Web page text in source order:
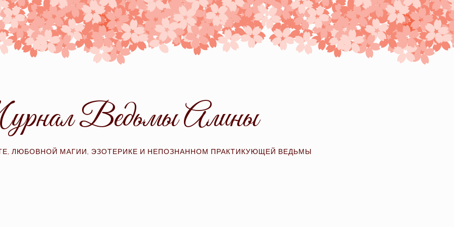
Ведьмы Алины
ЛЮБОВНОЙ МАГИИ, ЭЗОТЕРИКЕ И НЕПОЗНАННОМ ПРАКТИКУЮЩЕЙ ВЕДЬМЫ